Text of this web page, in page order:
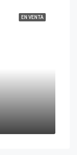
EN VENTA